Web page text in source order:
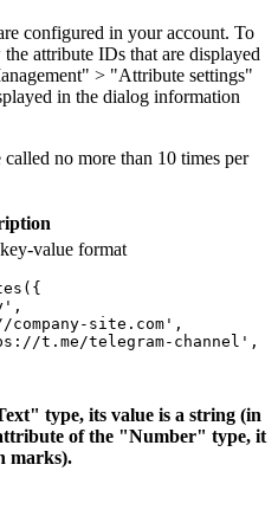
configured in your account. To
attribute IDs that are displayed
> "Attribute settings"
in the dialog information
no more than 10 times per
value format
company-site.com',
t.me/telegram-channel',
type, its value is a string (in
of the "Number" type, it
marks).